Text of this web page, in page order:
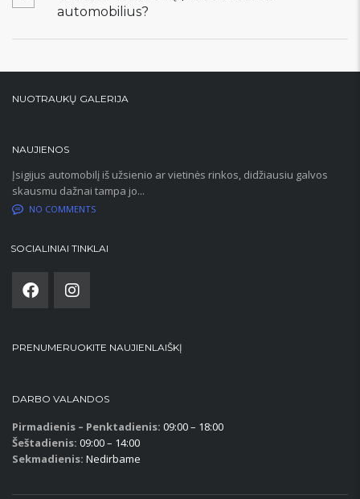
automobilius?
NUOTRAUKŲ GALERIJA
NAUJIENOS
Įsigijus automobilį iš užsienio ar vietinės rinkos, didžiausiu galvos
skausmu dažnai tampa jo...
NO COMMENTS
SOCIALINIAI TINKLAI
PRENUMERUOKITE NAUJIENLAIŠKĮ
DARBO VALANDOS
Pirmadienis – Penktadienis: 09:00 – 18:00
Šeštadienis: 09:00 – 14:00
Sekmadienis: Nedirbame